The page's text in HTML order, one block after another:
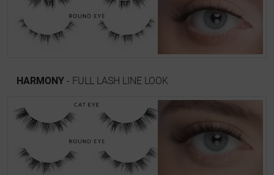
HARMONY - FULL LASH LINE LOOK